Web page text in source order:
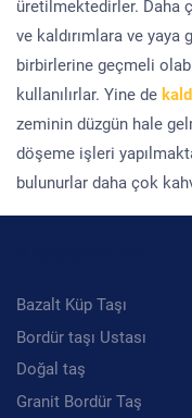
üretilmektedirler. Daha
ve kaldırımlara ve
birbirlerine geçmeli
kullanılırlar. Yine de
zeminin düzgün hale
döşeme işleri
bulunurlar daha çok
Bazalt Küp Taşı
Bordür taşı Ustası
Doğal taş
Granit Bordür Taş